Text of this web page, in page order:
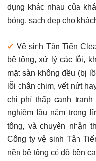
dụng khác nhau của
bóng, sạch đẹp cho
✔ Vệ sinh Tân Tiến
bê tông, xử lý các lỗi,
mặt sàn không đều (bị
lỗi chân chim, vết nứt
chi phí thấp cạnh
nghiệm lâu năm trong
tông, và chuyên nhận
Công ty vệ sinh Tân
nền bê tông có độ bền